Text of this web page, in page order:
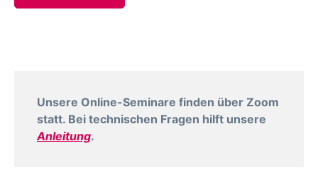
Unsere Online-Seminare finden über Zoom
statt. Bei technischen Fragen hilft unsere
Anleitung.